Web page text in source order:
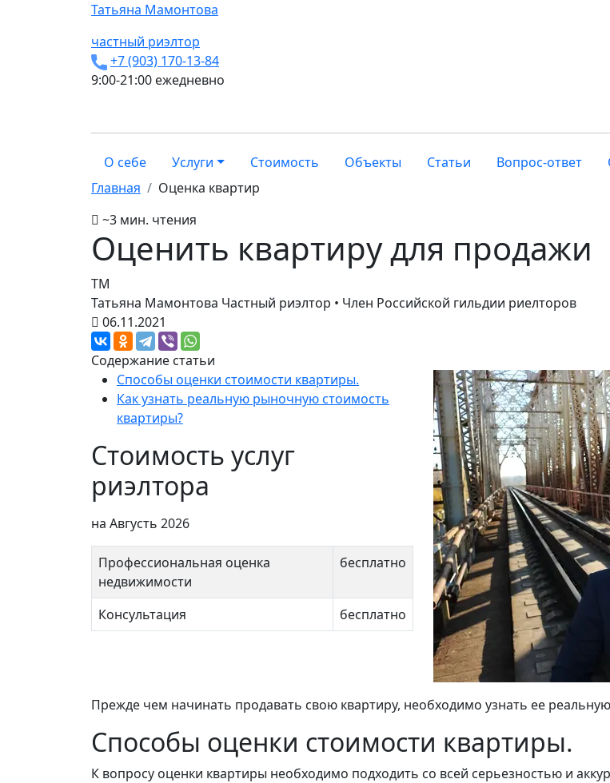
Татьяна Мамонтова
частный риэлтор
+7 (903) 170-13-84
9:00-21:00 ежедневно
О себе Услуги Стоимость Объекты Статьи Вопрос-ответ
Главная
Оценка квартир
~3 мин. чтения
Оценить квартиру для продажи
ТМ
Татьяна Мамонтова Частный риэлтор • Член Российской гильдии риелторов
06.11.2021
Содержание статьи
Способы оценки стоимости квартиры.
Как узнать реальную рыночную стоимость
квартиры?
Стоимость услуг
риэлтора
на Августь 2026
Профессиональная оценка
недвижимости
бесплатно
Консультация бесплатно
Прежде чем начинать продавать свою квартиру, необходимо узнать ее
Способы оценки стоимости квартиры.
К вопросу оценки квартиры необходимо подходить со всей серьезностью и